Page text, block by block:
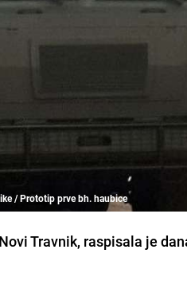
/ Prototip prve bh. haubice
Travnik, raspisala je